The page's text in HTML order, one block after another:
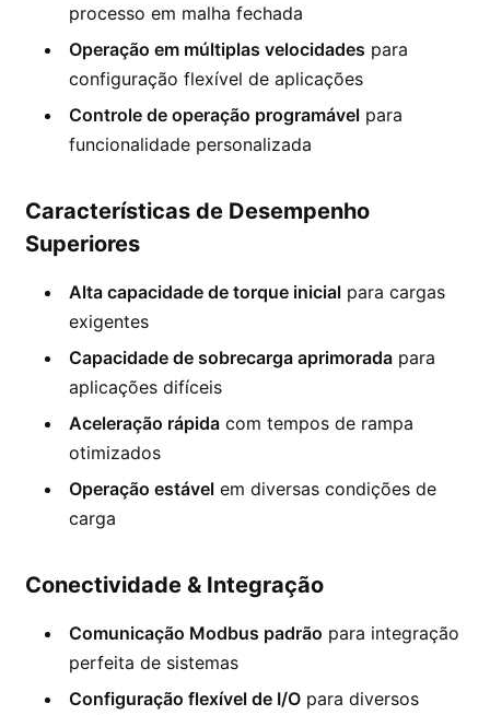
processo em malha fechada
Operação em múltiplas velocidades para
configuração flexível de aplicações
Controle de operação programávelpara
funcionalidade personalizada
Características de Desempenho
Superiores
Alta capacidade de torque inicialpara cargas
exigentes
Capacidade de sobrecarga aprimoradapara
aplicações difíceis
Aceleração rápidacom tempos de rampa
otimizados
Operação estávelem diversas condições de
carga
Conectividade & Integração
Comunicação Modbus padrão para integração
perfeita de sistemas
Configuração flexível de I/Opara diversos